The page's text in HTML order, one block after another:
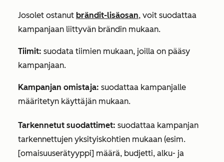
Josolet ostanut brändit-lisäosan, voit suodattaa
kampanjaan liittyvän brändin mukaan.
Tiimit: suodata tiimien mukaan, joilla on pääsy
kampanjaan.
Kampanjan omistaja: suodattaa kampanjalle
määritetyn käyttäjän mukaan.
Tarkennetut suodattimet: suodattaa kampanjan
tarkennettujen yksityiskohtien mukaan (esim.
[omaisuuserätyyppi] määrä, budjetti, alku- ja